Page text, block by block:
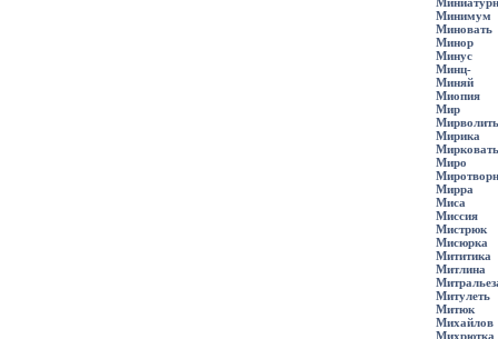
Минимум
Миновать
Минор
Минус
Минц-
Миняй
Миопия
Мир
Мирволить
Мирика
Мирковать
Миро
Мирра
Миса
Миссия
Мистрюк
Мисюрка
Мититика
Митлина
Митулеть
Митюк
Михайлов
Михрютка